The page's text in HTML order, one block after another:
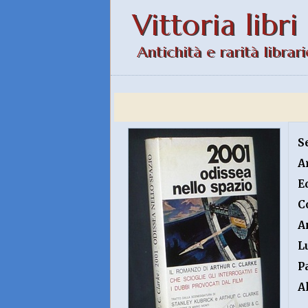
Vittoria libri
Antichità e rarità